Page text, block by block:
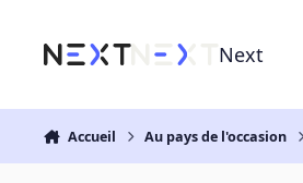
Next
Accueil Au pays de l'occasion